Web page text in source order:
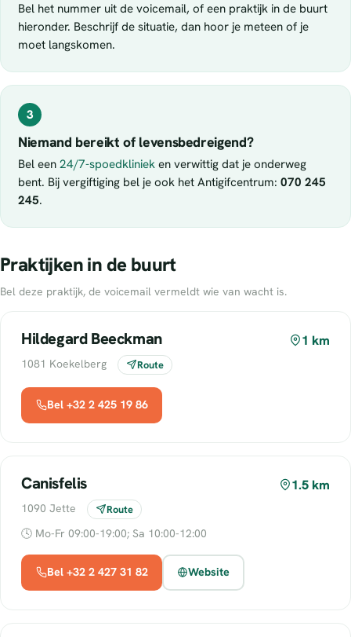
Bel het nummer uit de voicemail, of een praktijk in de buurt
hieronder. Beschrijf de situatie, dan hoor je meteen of je
moet langskomen.
3
Niemand bereikt of levensbedreigend?
Bel een 24/7-spoedkliniek en verwittig dat je onderweg
bent. Bij vergiftiging bel je ook het Antigifcentrum: 070 245
245.
Praktijken in de buurt
Bel deze praktijk, de voicemail vermeldt wie van wacht is.
Hildegard Beeckman 1 km
1081 Koekelberg Route
Bel +32 2 425 19 86
Canisfelis 1.5 km
1090 Jette Route
🕓 Mo-Fr 09:00-19:00; Sa 10:00-12:00
Bel +32 2 427 31 82 Website